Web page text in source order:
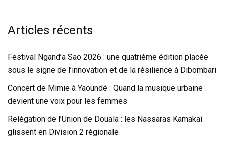
Articles récents
Festival Ngand’a Sao 2026 : une quatrième édition placée
sous le signe de l’innovation et de la résilience à Dibombari
Concert de Mimie à Yaoundé : Quand la musique urbaine
devient une voix pour les femmes
Relégation de l’Union de Douala : les Nassaras Kamakaï
glissent en Division 2 régionale